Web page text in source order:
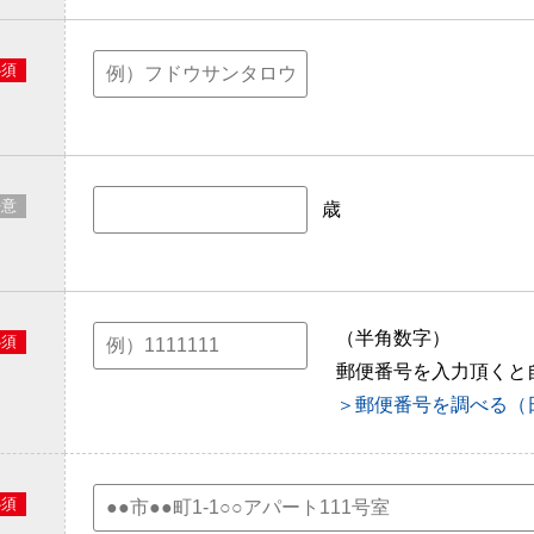
歳
（半角数字）
郵便番号を入力頂く
＞郵便番号を調べる